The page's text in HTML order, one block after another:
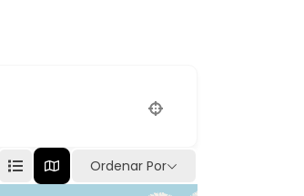
Ordenar Por